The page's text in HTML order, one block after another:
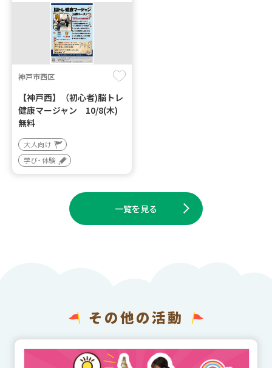
神戸市西区
【神戸西】（初心者)脳トレ
健康マージャン 10/8(木)
無料
大人向け
学び・体験
一覧を見る
その他の活動